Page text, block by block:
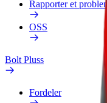
Rapporter et problem
OSS
Bolt Pluss
Fordeler